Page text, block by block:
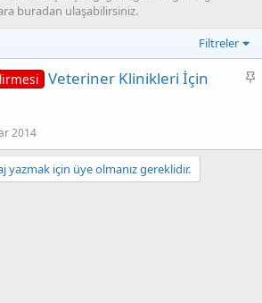
buradan ulaşabilirsiniz.
Filtreler
S
t
Veteriner Klinikleri İçin
2014
yazmak için üye olmanız gereklidir.